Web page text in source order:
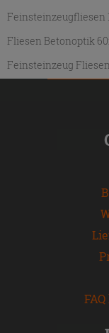
Feinsteinzeugfliesen
Fliesen Betonoptik
Feinsteinzeug